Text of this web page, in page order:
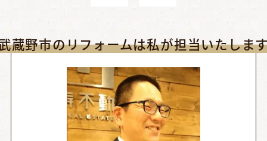
蔵野市のリフォームは私が担当いたしま